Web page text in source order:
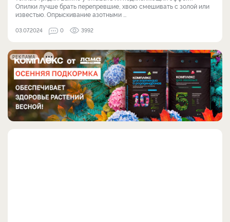
Опилки лучше брать перепревшие, хвою смешивать с золой или
известью. Опрыскивание азотными ...
03.07.2024 0 3992
РЕКЛАМА